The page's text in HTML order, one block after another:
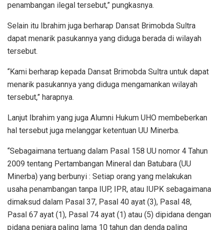
penambangan ilegal tersebut,” pungkasnya.
Selain itu Ibrahim juga berharap Dansat Brimobda Sultra
dapat menarik pasukannya yang diduga berada di wilayah
tersebut.
“Kami berharap kepada Dansat Brimobda Sultra untuk dapat
menarik pasukannya yang diduga mengamankan wilayah
tersebut,” harapnya.
Lanjut Ibrahim yang juga Alumni Hukum UHO membeberkan
hal tersebut juga melanggar ketentuan UU Minerba.
“Sebagaimana tertuang dalam Pasal 158 UU nomor 4 Tahun
2009 tentang Pertambangan Mineral dan Batubara (UU
Minerba) yang berbunyi : Setiap orang yang melakukan
usaha penambangan tanpa IUP, IPR, atau IUPK sebagaimana
dimaksud dalam Pasal 37, Pasal 40 ayat (3), Pasal 48,
Pasal 67 ayat (1), Pasal 74 ayat (1) atau (5) dipidana dengan
pidana penjara paling lama 10 tahun dan denda paling